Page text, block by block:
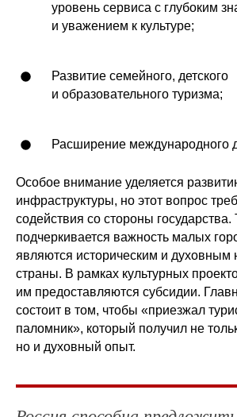
уровень сервиса с глубоким
и уважением к культуре;
Развитие семейного, детского
и образовательного туризма;
Расширение международного
Особое внимание уделяется
инфраструктуры, но этот вопрос
содействия со стороны государства.
подчеркивается важность малых
являются историческим и духовным
страны. В рамках культурных
им предоставляются субсидии.
состоит в том, чтобы «приезжал
паломник», который получил не
но и духовный опыт.